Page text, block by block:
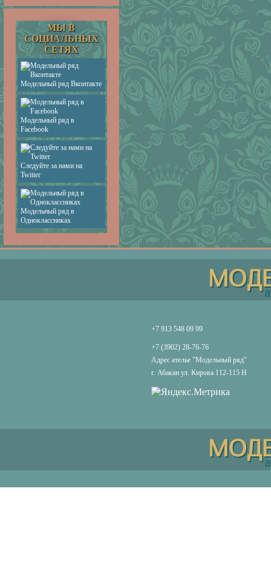
МЫ В
СОЦИАЛЬНЫХ
СЕТЯХ
Модельный ряд Вконтакте
Модельный ряд в
Facebook
Следуйте за нами на
Twitter
Модельный ряд в
Одноклассниках
+7 913 548 09 99
+7 (3902) 28-76-76
Адрес ателье "Модельный ряд"
г. Абакан ул. Кирова 112-115 Н